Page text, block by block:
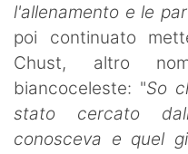
l'allenamento e le
poi continuato
Chust, altro
biancoceleste: "So
stato cercato
conosceva e quel